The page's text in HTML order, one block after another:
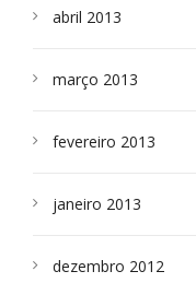
abril 2013
março 2013
fevereiro 2013
janeiro 2013
dezembro 2012